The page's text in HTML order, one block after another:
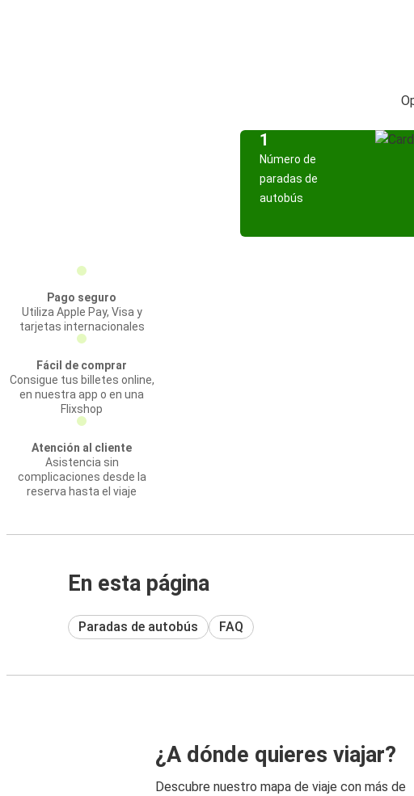
1
Número de
paradas de
autobús
Pago seguro
Utiliza Apple Pay, Visa y
tarjetas internacionales
Fácil de comprar
Consigue tus billetes online,
en nuestra app o en una
Flixshop
Atención al cliente
Asistencia sin
complicaciones desde la
reserva hasta el viaje
En esta página
Paradas de autobús FAQ
¿A dónde quieres viajar?
Descubre nuestro mapa de viaje con más de